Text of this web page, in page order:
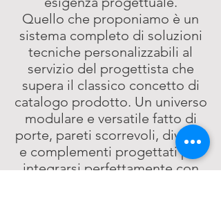
Quello che proponiamo è un
sistema completo di soluzioni
tecniche personalizzabili al
servizio del progettista che
supera il classico concetto di
catalogo prodotto. Un universo
modulare e versatile fatto di
porte, pareti scorrevoli, divisori
e complementi progettati per
integrarsi perfettamente con